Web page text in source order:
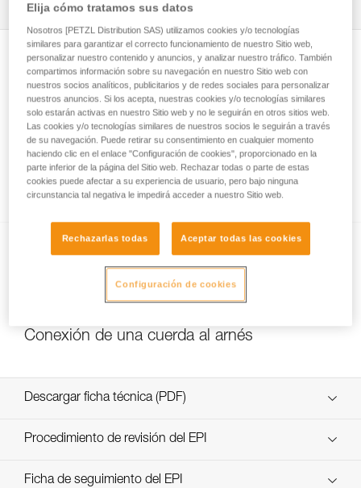
Todos los contenidos técnicos
Anillo de aseguramiento y puntos de
encordamiento: ¿dónde fijar mi elemento de
amarre, mi aparato para asegurar y mi
cuerda?
Conexión de una cuerda al arnés
Descargar ficha técnica (PDF)
Technical Notice
Procedimiento de revisión del EPI
verif-EPI-harnais-SPORT-procedure-ES
Ficha de seguimiento del EPI
Elija cómo tratamos sus datos
Nosotros [PETZL Distribution SAS) utilizamos cookies y/o tecnologías
similares para garantizar el correcto funcionamiento de nuestro Sitio web,
personalizar nuestro contenido y anuncios, y analizar nuestro tráfico. También
compartimos información sobre su navegación en nuestro Sitio web con
nuestros socios analíticos, publicitarios y de redes sociales para personalizar
nuestros anuncios. Si los acepta, nuestras cookies y/o tecnologías similares
solo estarán activas en nuestro Sitio web y no le seguirán en otros sitios web.
Las cookies y/o tecnologías similares de nuestros socios le seguirán a través
de su navegación. Puede retirar su consentimiento en cualquier momento
haciendo clic en el enlace "Configuración de cookies", proporcionado en la
parte inferior de la página del Sitio web. Rechazar todas o parte de estas
cookies puede afectar a su experiencia de usuario, pero bajo ninguna
circunstancia tal negativa le impedirá acceder a nuestro Sitio web.
Rechazarlas todas Aceptar todas las cookies
Configuración de cookies